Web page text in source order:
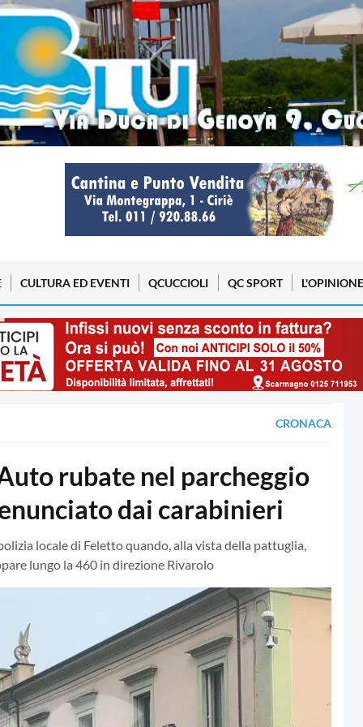
CULTURA ED EVENTI QCUCCIOLI QC SPORT L'OPINIONE
CRONACA
rubate nel parcheggio
dai carabinieri
locale di Feletto quando, alla vista della pattuglia,
lungo la 460 in direzione Rivarolo